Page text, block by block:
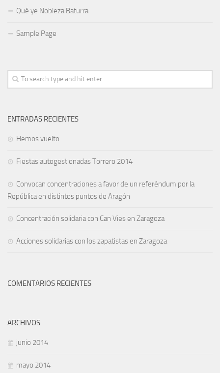
Qué ye Nobleza Baturra
Sample Page
ENTRADAS RECIENTES
Hemos vuelto
Fiestas autogestionadas Torrero 2014
Convocan concentraciones a favor de un referéndum por la
República en distintos puntos de Aragón
Concentración solidaria con Can Vies en Zaragoza
Acciones solidarias con los zapatistas en Zaragoza
COMENTARIOS RECIENTES
ARCHIVOS
junio 2014
mayo 2014